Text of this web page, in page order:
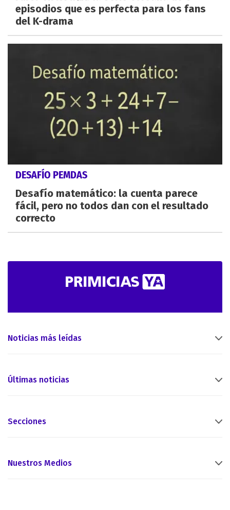
episodios que es perfecta para los fans
del K-drama
DESAFÍO PEMDAS
Desafío matemático: la cuenta parece
fácil, pero no todos dan con el resultado
correcto
Noticias más leídas
Últimas noticias
Secciones
Nuestros Medios